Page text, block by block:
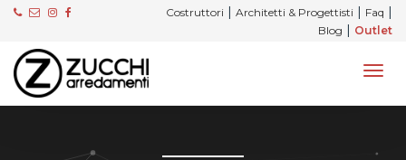
Costruttori | Architetti & Progettisti | Faq |
Blog | Outlet